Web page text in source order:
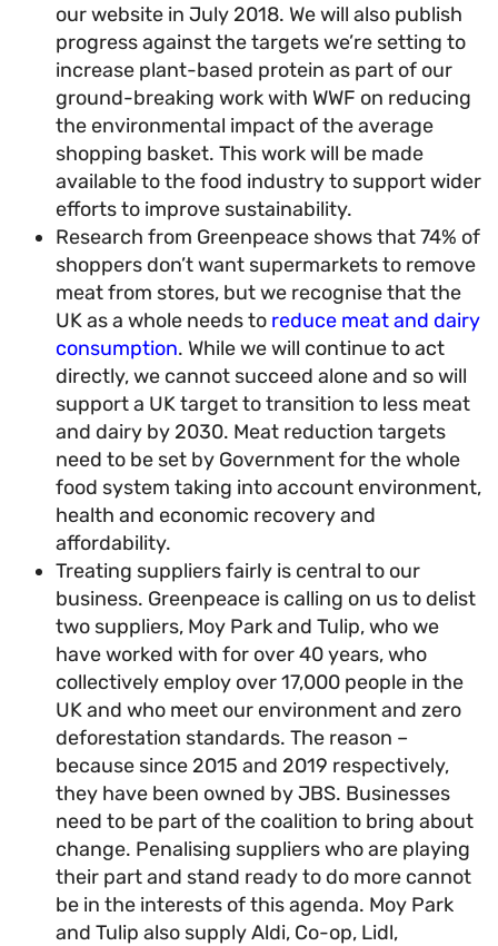
our website in July 2018. We will also publish
progress against the targets we’re setting to
increase plant-based protein as part of our
ground-breaking work with WWF on
the environmental impact of the average
shopping basket. This work will be made
available to the food industry to support
efforts to improve sustainability.
Research from Greenpeace shows that 74%
shoppers don’t want supermarkets to
meat from stores, but we recognise that the
UK as a whole needs toreduce meat and
consumption. While we will continue to act
directly, we cannot succeed alone and so
support a UK target to transition to less
and dairy by 2030. Meat reduction targets
need to be set by Government for the whole
food system taking into account
health and economic recovery and
affordability.
Treating suppliers fairly is central to our
business. Greenpeace is calling on us to
two suppliers, Moy Park and Tulip, who we
have worked with for over 40 years, who
collectively employ over 17,000 people in the
UK and who meet our environment and zero
deforestation standards. The reason –
because since 2015 and 2019 respectively,
they have been owned by JBS. Businesses
need to be part of the coalition to bring
change. Penalising suppliers who are
their part and stand ready to do more
be in the interests of this agenda. Moy Park
and Tulip also supply Aldi, Co-op, Lidl,